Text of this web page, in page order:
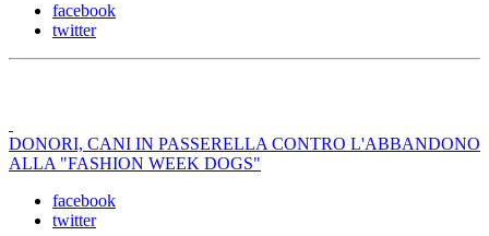
facebook
twitter
DONORI, CANI IN PASSERELLA CONTRO L'ABBANDONO
ALLA "FASHION WEEK DOGS"
facebook
twitter